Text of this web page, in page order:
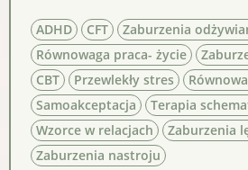
ADHD CFT
Zaburzenia
Równowaga praca- życie
CBT
Przewlekły stres
Samoakceptacja
Terapia
Wzorce w relacjach
Zaburzenia
Zaburzenia nastroju